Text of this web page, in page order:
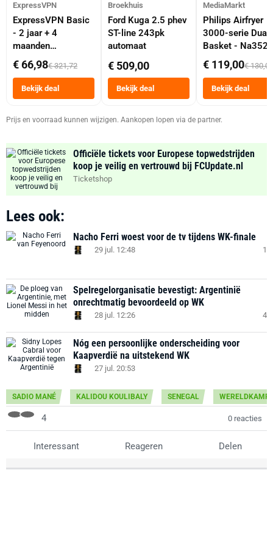
ExpressVPN
ExpressVPN Basic
- 2 jaar + 4
maanden
abonnement
€ 66,98€ 321,72
Bekijk deal
Broekhuis
Ford Kuga 2.5 phev
ST-line 243pk
automaat
€ 509,00
Bekijk deal
MediaMarkt
Philips Airfryer
3000-serie Dual
Basket -
Dubbele Mand 9
Tot 6 Personen
Heteluchtfriteuse
Zwart
€ 119,00€ 130,00
Bekijk deal
Prijs en voorraad kunnen wijzigen. Aankopen lopen via de partner.
Officiële tickets voor Europese topwedstrijden
koop je veilig en vertrouwd bij FCUpdate.nl
Ticketshop
Lees ook:
Nacho Ferri woest voor de tv tijdens WK-finale
29 jul. 12:48 1
Spelregelorganisatie bevestigt: Argentinië
onrechtmatig bevoordeeld op WK
28 jul. 12:26 4
Nóg een persoonlijke onderscheiding voor
Kaapverdië na uitstekend WK
27 jul. 20:53
SADIO MANÉ KALIDOU KOULIBALY SENEGAL
4 0 reacties
Interessant Reageren Delen